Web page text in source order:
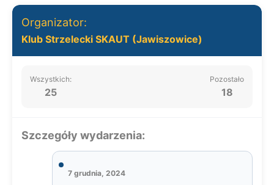
Organizator:
Klub Strzelecki SKAUT (Jawiszowice)
Wszystkich:
25
Pozostało
18
Szczegóły wydarzenia:
7 grudnia, 2024